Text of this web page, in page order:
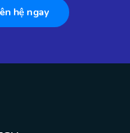
hệ ngay